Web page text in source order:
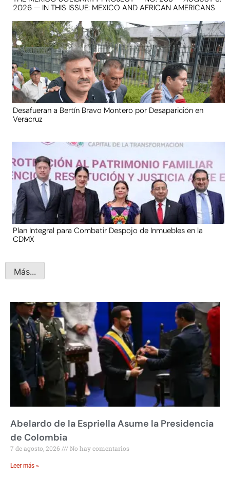
2026 — IN THIS ISSUE: MEXICO AND AFRICAN AMERICANS
Desafueran a Bertín Bravo Montero por Desaparición en
Veracruz
Plan Integral para Combatir Despojo de Inmuebles en la
CDMX
Más...
Abelardo de la Espriella Asume la Presidencia
de Colombia
7 de agosto, 2026 No hay comentarios
Leer más »